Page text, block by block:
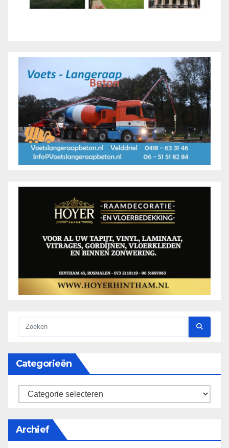
Categorieën
categorieën
Archief